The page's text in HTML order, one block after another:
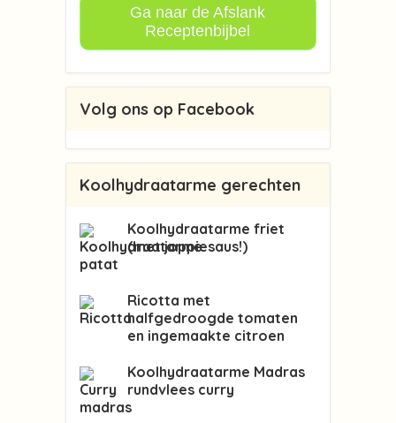
Ga naar de Afslank
Receptenbijbel
Volg ons op Facebook
Koolhydraatarme gerechten
Koolhydraatarme friet
(met joppiesaus!)
Ricotta met
halfgedroogde tomaten
en ingemaakte citroen
Koolhydraatarme Madras
rundvlees curry